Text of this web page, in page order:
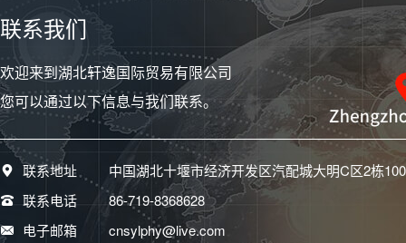
帅客1.5L车型主要的变化来自
动力，1.5L发动机使用了DOH
C(双顶置凸轮轴)、16V(16气
门)、VVT(可变气门正时系
统)、DIS(独立点火系统)、ET
C(电子节气门)，最大功率75k
W/6000rpm，最大扭矩135N
m/4400rpm，重要的是它还符
合更加严格的国五排放标准，
这一技术门槛直接踏进了京
城，使多数自主品牌MPV都望
尘莫及。
联系我们
欢迎来到湖北轩逸国际贸易有限公司
您可以通过以下信息与我们联系。
联系地址
中国湖北十堰市经济开发区汽配城大明C区2栋
联系电话
86-719-8368628
电子邮箱
cnsylphy@live.com